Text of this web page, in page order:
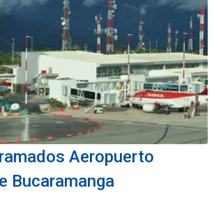
Aeropuerto
Bucaramanga